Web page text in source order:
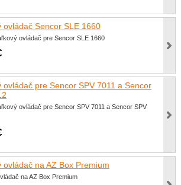
ovládač Sencor SLE 1660
ovládač pre Sencor SLE 1660
ovládač pre Sencor SPV 7011 a Sencor
ovládač pre Sencor SPV 7011 a Sencor SPV
ovládač na AZ Box Premium
na AZ Box Premium